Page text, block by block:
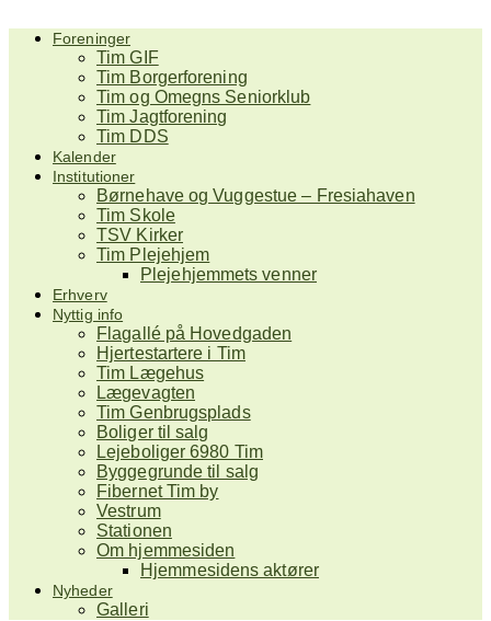
Foreninger
Tim GIF
Tim Borgerforening
Tim og Omegns Seniorklub
Tim Jagtforening
Tim DDS
Kalender
Institutioner
Børnehave og Vuggestue – Fresiahaven
Tim Skole
TSV Kirker
Tim Plejehjem
Plejehjemmets venner
Erhverv
Nyttig info
Flagallé på Hovedgaden
Hjertestartere i Tim
Tim Lægehus
Lægevagten
Tim Genbrugsplads
Boliger til salg
Lejeboliger 6980 Tim
Byggegrunde til salg
Fibernet Tim by
Vestrum
Stationen
Om hjemmesiden
Hjemmesidens aktører
Nyheder
Galleri